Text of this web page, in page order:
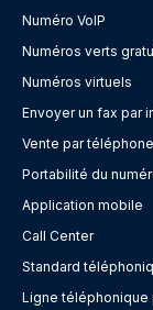
Numéro VoIP
Numéros verts
Numéros virtuels
Envoyer un fax par
Vente par téléphone
Portabilité du
Application mobile
Call Center
Standard
Ligne